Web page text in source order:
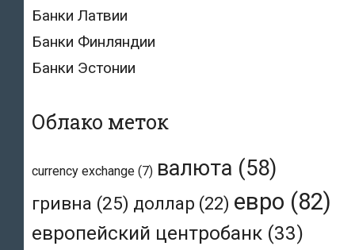
Банки Латвии
Банки Финляндии
Банки Эстонии
Облако меток
currency exchange (7) валюта (58)
гривна (25) доллар (22) евро (82)
европейский центробанк (33)